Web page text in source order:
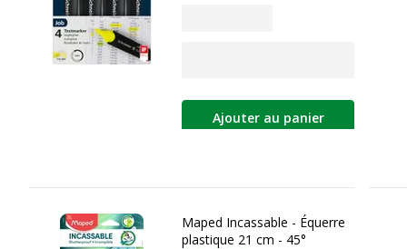
Ajouter au panier
Maped Incassable - Équerre
plastique 21 cm - 45°